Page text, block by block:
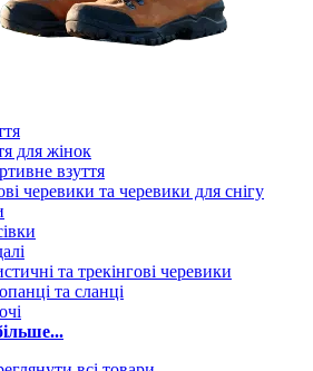
для жінок
взуття
черевики та черевики для снігу
та трекінгові черевики
та сланці